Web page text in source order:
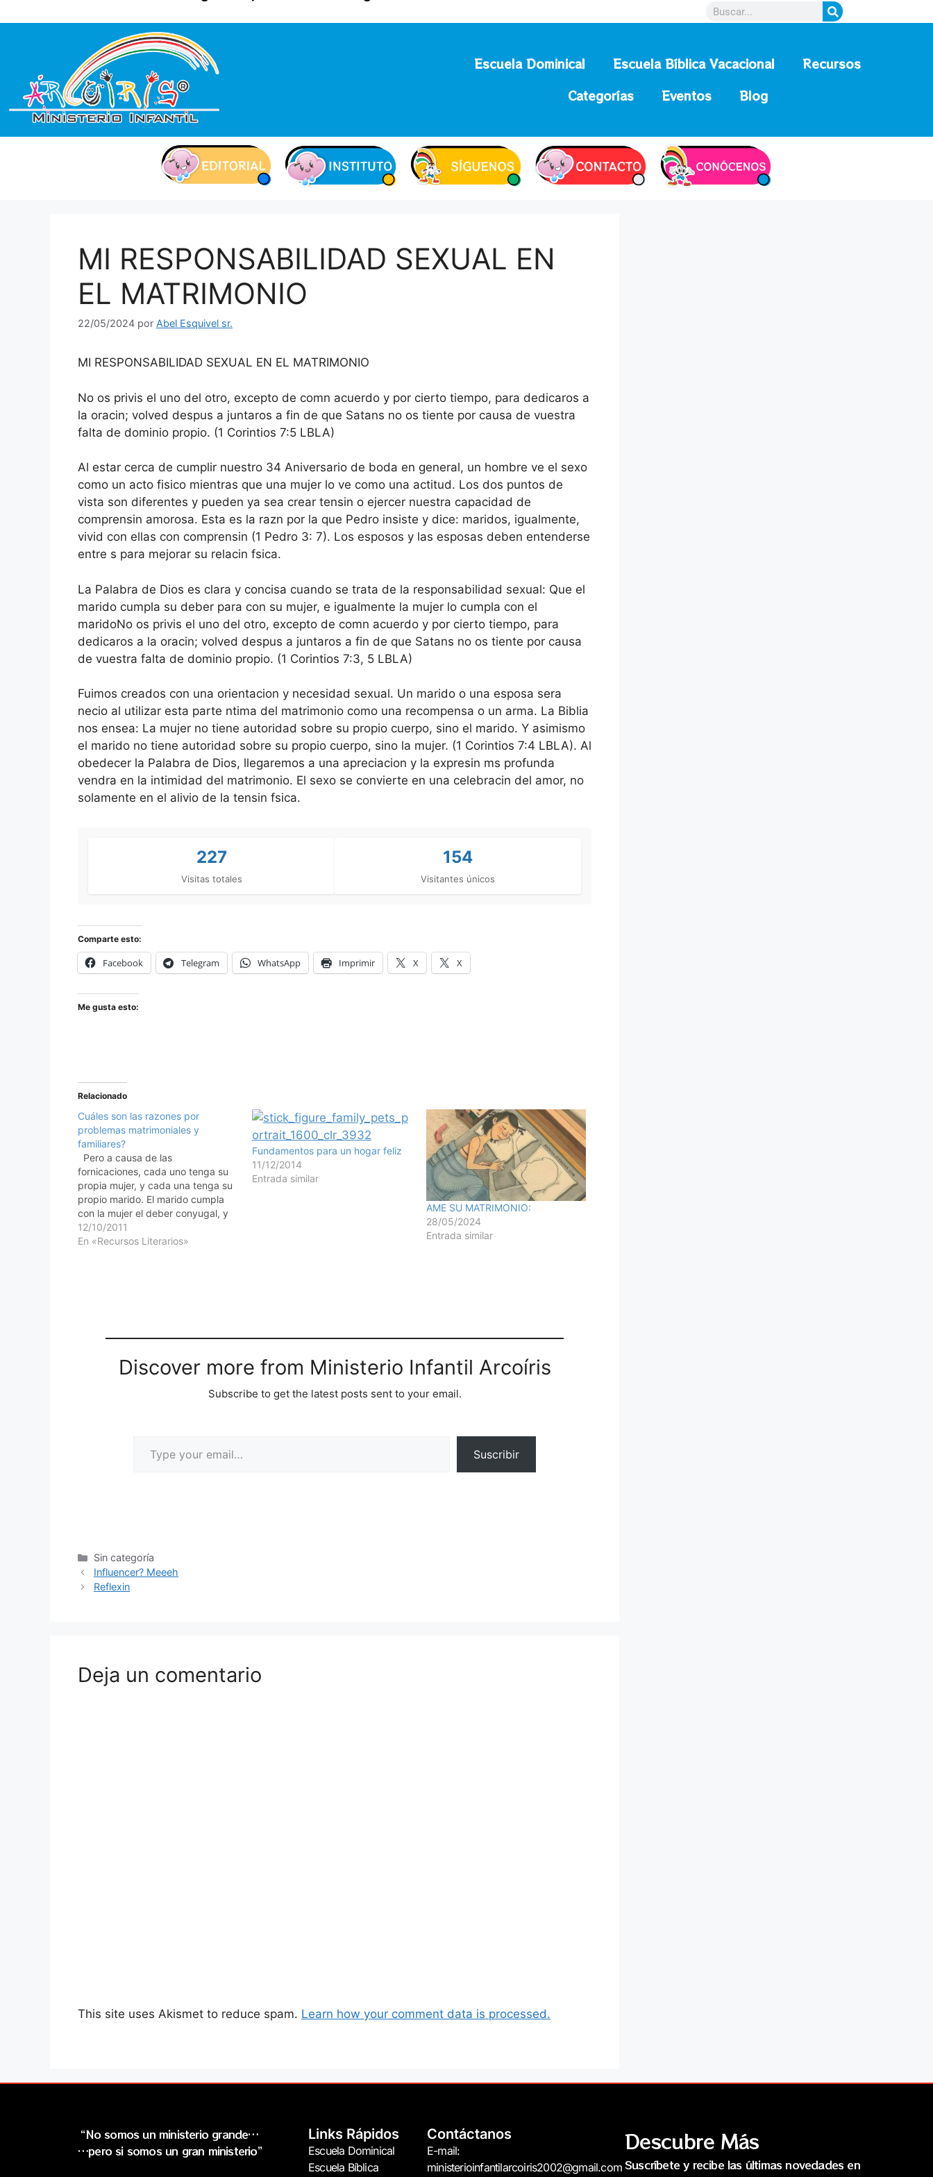
Escuela Dominical Escuela Bíblica Vacacional
Recursos
Categorías
Eventos Blog
MI RESPONSABILIDAD SEXUAL EN
EL MATRIMONIO
22/05/2024 por Abel Esquivel sr.
MI RESPONSABILIDAD SEXUAL EN EL MATRIMONIO
No os privis el uno del otro, excepto de comn acuerdo y por cierto tiempo, para dedicaros a
la oracin; volved despus a juntaros a fin de que Satans no os tiente por causa de vuestra
falta de dominio propio. (1 Corintios 7:5 LBLA)
Al estar cerca de cumplir nuestro 34 Aniversario de boda en general, un hombre ve el sexo
como un acto fisico mientras que una mujer lo ve como una actitud. Los dos puntos de
vista son diferentes y pueden ya sea crear tensin o ejercer nuestra capacidad de
comprensin amorosa. Esta es la razn por la que Pedro insiste y dice: maridos, igualmente,
vivid con ellas con comprensin (1 Pedro 3: 7). Los esposos y las esposas deben entenderse
entre s para mejorar su relacin fsica.
La Palabra de Dios es clara y concisa cuando se trata de la responsabilidad sexual: Que el
marido cumpla su deber para con su mujer, e igualmente la mujer lo cumpla con el
maridoNo os privis el uno del otro, excepto de comn acuerdo y por cierto tiempo, para
dedicaros a la oracin; volved despus a juntaros a fin de que Satans no os tiente por causa
de vuestra falta de dominio propio. (1 Corintios 7:3, 5 LBLA)
Fuimos creados con una orientacion y necesidad sexual. Un marido o una esposa sera
necio al utilizar esta parte ntima del matrimonio como una recompensa o un arma. La Biblia
nos ensea: La mujer no tiene autoridad sobre su propio cuerpo, sino el marido. Y asimismo
el marido no tiene autoridad sobre su propio cuerpo, sino la mujer. (1 Corintios 7:4 LBLA). Al
obedecer la Palabra de Dios, llegaremos a una apreciacion y la expresin ms profunda
vendra en la intimidad del matrimonio. El sexo se convierte en una celebracin del amor, no
solamente en el alivio de la tensin fsica.
227
Visitas totales
154
Visitantes únicos
Comparte esto:
Facebook Telegram WhatsApp Imprimir X X
Me gusta esto:
Relacionado
Cuáles son las razones por
problemas matrimoniales y
familiares?
Pero a causa de las
fornicaciones, cada uno tenga su
propia mujer, y cada una tenga su
propio marido. El marido cumpla
con la mujer el deber conyugal, y
asimismo la mujer con el marido.
La mujer no tiene potestad sobre
12/10/2011
En «Recursos Literarios»
Fundamentos para un hogar feliz
11/12/2014
Entrada similar
AME SU MATRIMONIO:
28/05/2024
Entrada similar
Discover more from Ministerio Infantil Arcoíris
Subscribe to get the latest posts sent to your email.
Suscribir
Sin categoría
Influencer? Meeeh
Reflexin
Deja un comentario
This site uses Akismet to reduce spam. Learn how your comment data is processed.
“No somos un ministerio grande…
…pero si somos un gran ministerio”
Links Rápidos
Escuela Dominical
Escuela Bíblica
Contáctanos
E-mail:
ministerioinfantilarcoiris2002@gmail.com
Descubre Más
Suscríbete y recibe las últimas novedades en